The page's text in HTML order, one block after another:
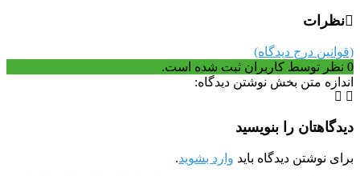
نظرات
(قوانین درج دیدگاه)
0 نظر توسط کاربران ثبت شده است.
اندازه متن بخش نوشتن دیدگاه:
دیدگاهتان را بنویسید
برای نوشتن دیدگاه باید وارد بشوید.